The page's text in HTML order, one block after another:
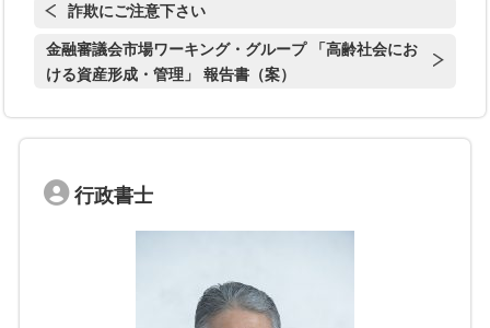
詐欺にご注意下さい
金融審議会市場ワーキング・グループ 「高齢社会にお
ける資産形成・管理」 報告書（案）
行政書士